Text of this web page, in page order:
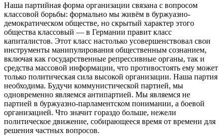
Наша партийная форма организации связана с вопросом
классовой борьбы: формально мы живём в буржуазно-
демократическом обществе, но скрытый характер этого
общества классовый — в Германии правит класс
капиталистов. Этот класс настолько усовершенствовал свои
инструменты манипулирования общественным сознанием,
включая как государственные репрессивные органы, так и
средства массовой информации, что противостоять ему может
только политическая сила высокой организации. Наша партия
необходима. Будучи коммунистической партией, мы
одновременно являемся антипартией. Мы являемся не
партией в буржуазно-парламентском понимании, а боевой
организацией. Что значит гораздо больше, нежели
политическое движение, собирающееся время от времени для
решения частных вопросов.